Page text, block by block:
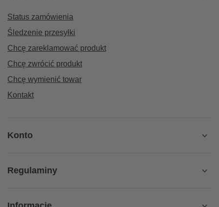
Status zamówienia
Śledzenie przesyłki
Chcę zareklamować produkt
Chcę zwrócić produkt
Chcę wymienić towar
Kontakt
Konto
Regulaminy